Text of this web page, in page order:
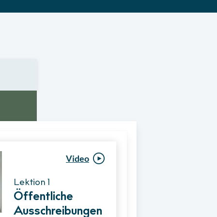
Video
Lektion 1
Öffentliche
AusschreibungenVergabeverfahre